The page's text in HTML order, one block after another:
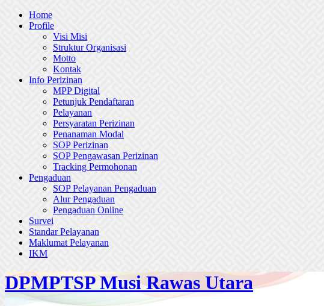
Skip
Home
Profile
Visi Misi
Struktur Organisasi
Motto
Kontak
Info Perizinan
MPP Digital
Petunjuk Pendaftaran
Pelayanan
Persyaratan Perizinan
Penanaman Modal
SOP Perizinan
SOP Pengawasan Perizinan
Tracking Permohonan
Pengaduan
SOP Pelayanan Pengaduan
Alur Pengaduan
Pengaduan Online
Survei
Standar Pelayanan
Maklumat Pelayanan
IKM
DPMPTSP Musi Rawas Utara